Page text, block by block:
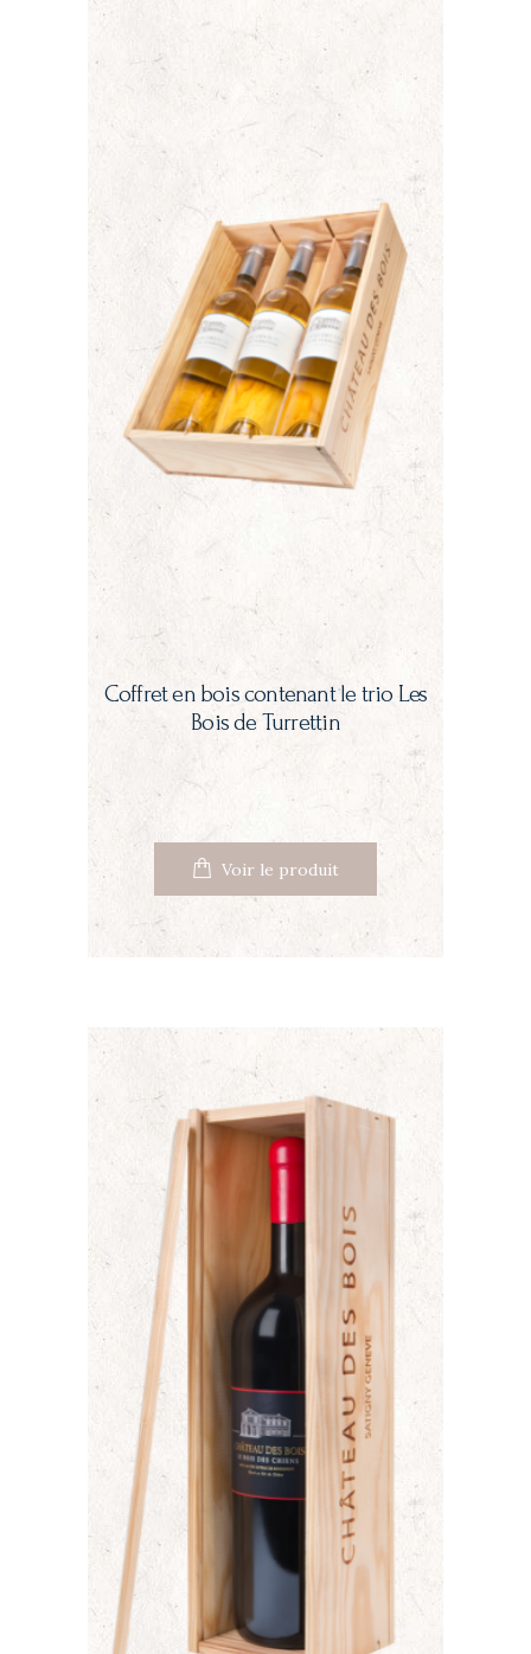
Coffret en bois contenant le trio Les
Bois de Turrettin
Voir le produit